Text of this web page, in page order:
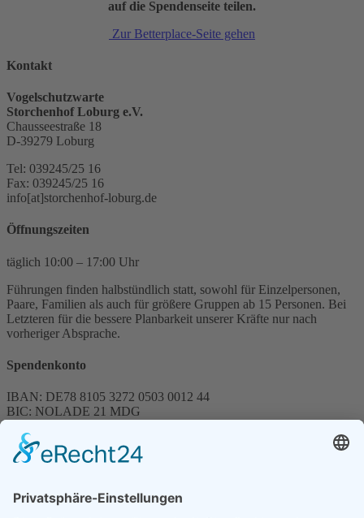
auf die Spendenseite teilen.
Zur Betterplace-Seite gehen
Kontakt
Vogelschutzwarte
Storchenhof Loburg e.V.
Chausseestraße 18
D-39279 Loburg
Tel: 039245/25 16
Fax: 039245/25 16
info[at]storchenhof-loburg.de
Öffnungszeiten
täglich 10:00 – 17:00 Uhr
Führungen finden halbstündlich statt, sowohl für Einzelpersonen,
Paare, Familien als auch für größere Gruppen ab 15 Personen. Bei
Letzteren für die bessere Planbarkeit unserer Kräfte nur nach
vorheriger Absprache.
Spendenkonto
IBAN: DE78 8105 3272 0503 0012 44
BIC: NOLADE 21 MDG
Spenden können steuerlich abgesetzt werden
Förderung